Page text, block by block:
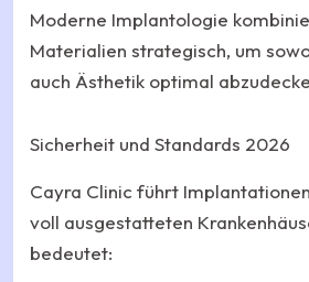
Moderne Implantologie
Materialien strategisch, um
auch Ästhetik optimal
Sicherheit und Standards 2026
Cayra Clinic führt
voll ausgestatteten
bedeutet: